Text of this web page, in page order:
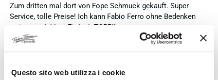
Questo sito web utilizza i cookie
Zum dritten mal dort von Fope Schmuck gekauft. Super
Service, tolle Preise! Ich kann Fabio Ferro ohne Bedenken
weiterempfehlen. Einfach TOPP!!
Verified buyer